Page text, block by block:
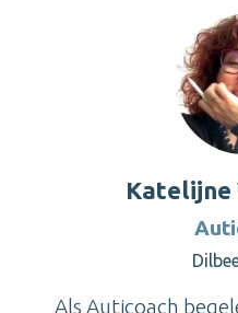
Katelijne
Als Auticoach